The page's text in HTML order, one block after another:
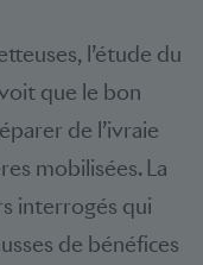
l’étude du
que le bon
de l’ivraie
mobilisées. La
interrogés qui
de bénéfices